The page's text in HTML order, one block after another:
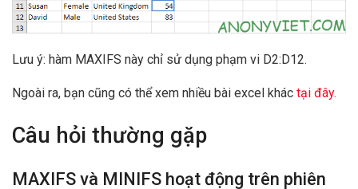
Lưu ý: hàm MAXIFS này chỉ sử dụng phạm vi D2:D12.
Ngoài ra, bạn cũng có thể xem nhiều bài excel khác tại đây.
Câu hỏi thường gặp
MAXIFS và MINIFS hoạt động trên phiên